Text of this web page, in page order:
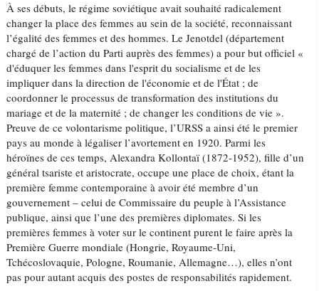
À ses débuts, le régime soviétique avait souhaité radicalement
changer la place des femmes au sein de la société, reconnaissant
l’égalité des femmes et des hommes. Le Jenotdel (département
chargé de l’action du Parti auprès des femmes) a pour but officiel «
d'éduquer les femmes dans l'esprit du socialisme et de les
impliquer dans la direction de l'économie et de l'État ; de
coordonner le processus de transformation des institutions du
mariage et de la maternité ; de changer les conditions de vie ».
Preuve de ce volontarisme politique, l’URSS a ainsi été le premier
pays au monde à légaliser l’avortement en 1920. Parmi les
héroïnes de ces temps, Alexandra Kollontaï (1872-1952), fille d’un
général tsariste et aristocrate, occupe une place de choix, étant la
première femme contemporaine à avoir été membre d’un
gouvernement – celui de Commissaire du peuple à l’Assistance
publique, ainsi que l’une des premières diplomates. Si les
premières femmes à voter sur le continent purent le faire après la
Première Guerre mondiale (Hongrie, Royaume-Uni,
Tchécoslovaquie, Pologne, Roumanie, Allemagne…), elles n’ont
pas pour autant acquis des postes de responsabilités rapidement.